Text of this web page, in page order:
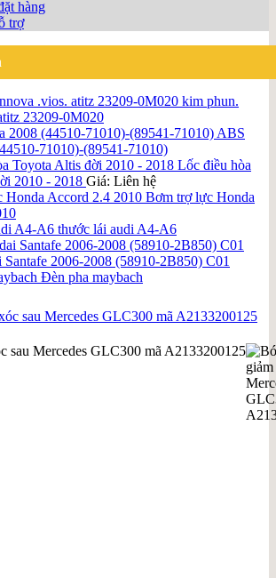
hàng
trợ
kim phun.
23209-0M020
ABS
71010)-(89541-71010)
Lốc điều hòa
2010 - 2018 Giá: Liên hệ
Bơm trợ lực Honda
thước lái audi A4-A6
2006-2008 (58910-2B850) C01
Đèn pha maybach